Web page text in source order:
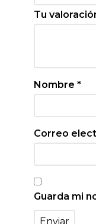
Tu
Nombre *
Correo
Guarda mi